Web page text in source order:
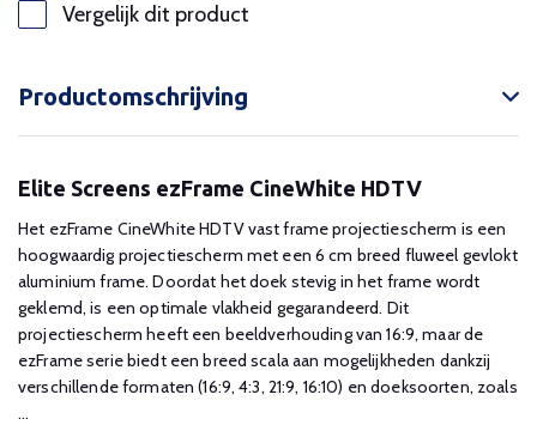
Vergelijk dit product
Productomschrijving
Elite Screens ezFrame CineWhite HDTV
Het ezFrame CineWhite HDTV vast frame projectiescherm is een
hoogwaardig projectiescherm met een 6 cm breed fluweel gevlokt
aluminium frame. Doordat het doek stevig in het frame wordt
geklemd, is een optimale vlakheid gegarandeerd. Dit
projectiescherm heeft een beeldverhouding van 16:9, maar de
ezFrame serie biedt een breed scala aan mogelijkheden dankzij
verschillende formaten (16:9, 4:3, 21:9, 16:10) en doeksoorten, zoals
...